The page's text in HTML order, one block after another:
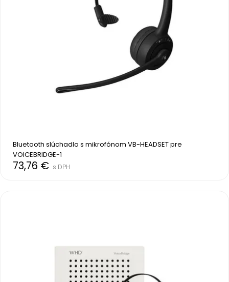
Bluetooth slúchadlo s mikrofónom VB-HEADSET pre
VOICEBRIDGE-1
73,76 € s DPH